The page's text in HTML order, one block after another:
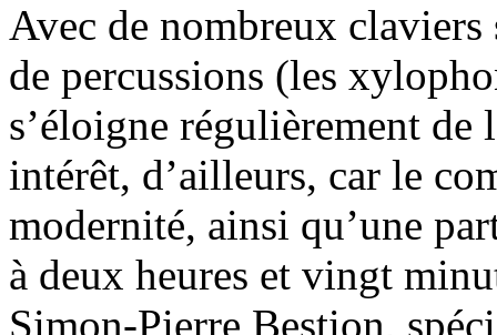
Avec de nombreux
de percussions (les
s’éloigne régulièrement
intérêt, d’ailleurs, car le
modernité, ainsi qu’une
à deux heures et vingt
Simon-Pierre Bestion,